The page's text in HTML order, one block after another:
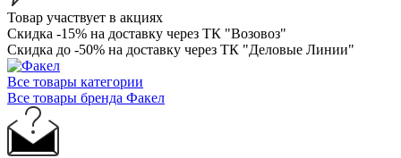
Товар участвует в акциях
Скидка -15% на доставку через ТК "Возовоз"
Скидка до -50% на доставку через ТК "Деловые Линии"
Все товары категории
Все товары бренда Факел